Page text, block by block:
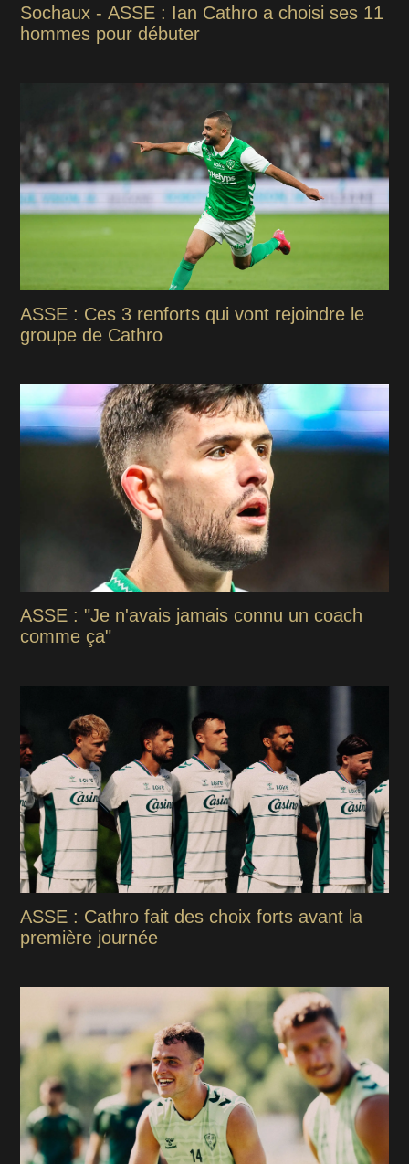
Sochaux - ASSE : Ian Cathro a choisi ses 11
hommes pour débuter
ASSE : Ces 3 renforts qui vont rejoindre le
groupe de Cathro
ASSE : "Je n'avais jamais connu un coach
comme ça"
ASSE : Cathro fait des choix forts avant la
première journée